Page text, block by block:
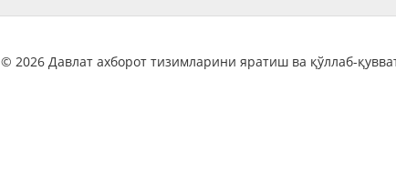
© 2026 Давлат ахборот тизимларини яратиш ва қўллаб-